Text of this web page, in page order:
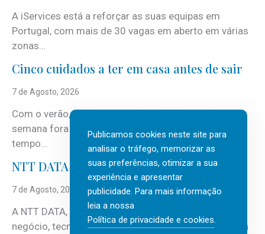
A iServices está a reforçar as suas equipas em
Portugal, com mais de 30 vagas em aberto em várias
zonas...
Cinco cuidados a ter em casa antes de sair
7 de Agosto, 2026
Com o verão, chegam também as férias, os fins-de-
semana fora e os dias em que a casa fica mais
tempo...
NTT DATA Insurtech Global Outlook 2026
7 de Agosto, 2026
A NTT DATA, consultora global em serviços de
negócio, tecnologia e inteligência artificial (IA), acaba
Publicamos cookies neste site para
analisar o tráfego, memorizar as
suas preferências, otimizar a sua
experiência e apresentar
publicidade. Para mais informação
leia a nossa
Política de privacidade e cookies.